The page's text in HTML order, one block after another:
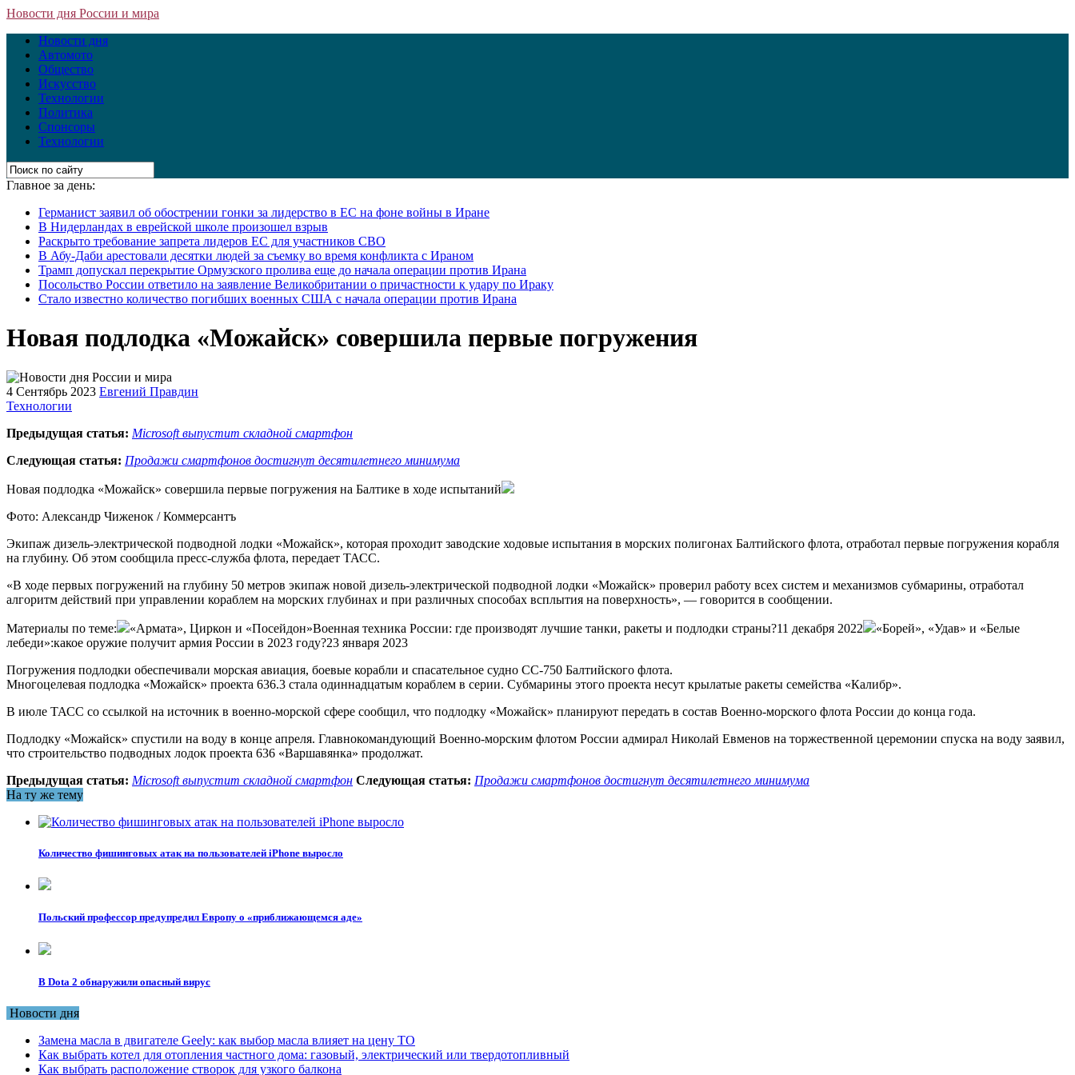
Новости дня России и мира
Новости дня
Автомото
Общество
Искусство
Технологии
Политика
Спонсоры
Технологии
Главное за день:
Германист заявил об обострении гонки за лидерство в ЕС на фоне войны в Иране
В Нидерландах в еврейской школе произошел взрыв
Раскрыто требование запрета лидеров ЕС для участников СВО
В Абу-Даби арестовали десятки людей за съемку во время конфликта с Ираном
Трамп допускал перекрытие Ормузского пролива еще до начала операции против Ирана
Посольство России ответило на заявление Великобритании о причастности к удару по Ираку
Стало известно количество погибших военных США с начала операции против Ирана
Новая подлодка «Можайск» совершила первые погружения
4 Сентябрь 2023 Евгений Правдин
Технологии
Предыдущая статья: Microsoft выпустит складной смартфон
Следующая статья: Продажи смартфонов достигнут десятилетнего минимума
Новая подлодка «Можайск» совершила первые погружения на Балтике в ходе испытаний
Фото: Александр Чиженок / Коммерсантъ
Экипаж дизель-электрической подводной лодки «Можайск», которая проходит заводские ходовые испытания в морских полигонах Балтийского флота, отработал первые погружения корабля
на глубину. Об этом сообщила пресс-служба флота, передает ТАСС.
«В ходе первых погружений на глубину 50 метров экипаж новой дизель-электрической подводной лодки «Можайск» проверил работу всех систем и механизмов субмарины, отработал
алгоритм действий при управлении кораблем на морских глубинах и при различных способах всплытия на поверхность», — говорится в сообщении.
Материалы по теме: «Армата», Циркон и «Посейдон»Военная техника России: где производят лучшие танки, ракеты и подлодки страны?11 декабря 2022
«Борей», «Удав» и «Белые
лебеди»:какое оружие получит армия России в 2023 году?23 января 2023
Погружения подлодки обеспечивали морская авиация, боевые корабли и спасательное судно СС-750 Балтийского флота.
Многоцелевая подлодка «Можайск» проекта 636.3 стала одиннадцатым кораблем в серии. Субмарины этого проекта несут крылатые ракеты семейства «Калибр».
В июле ТАСС со ссылкой на источник в военно-морской сфере сообщил, что подлодку «Можайск» планируют передать в состав Военно-морского флота России до конца года.
Подлодку «Можайск» спустили на воду в конце апреля. Главнокомандующий Военно-морским флотом России адмирал Николай Евменов на торжественной церемонии спуска на воду заявил,
что строительство подводных лодок проекта 636 «Варшавянка» продолжат.
Предыдущая статья: Microsoft выпустит складной смартфон Следующая статья: Продажи смартфонов достигнут десятилетнего минимума
На ту же тему
Количество фишинговых атак на пользователей iPhone выросло
Польский профессор предупредил Европу о «приближающемся аде»
В Dota 2 обнаружили опасный вирус
Новости дня
Замена масла в двигателе Geely: как выбор масла влияет на цену ТО
Как выбрать котел для отопления частного дома: газовый, электрический или твердотопливный
Как выбрать расположение створок для узкого балкона